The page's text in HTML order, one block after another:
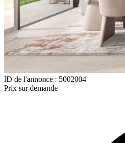
ID de l'annonce : 5002004
Prix sur demande